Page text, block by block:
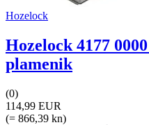
Hozelock
Hozelock 4177
plamenik
(0)
114,99 EUR
(= 866,39 kn)